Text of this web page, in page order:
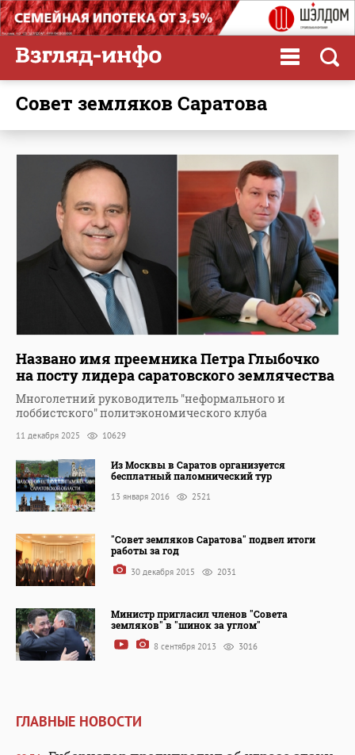
Совет земляков Саратова
Названо имя преемника Петра Глыбочко
на посту лидера саратовского землячества
Многолетний руководитель "неформального и
лоббистского" политэкономического клуба
11 декабря 2025 10629
Из Москвы в Саратов организуется
бесплатный паломнический тур
13 января 2016 2521
"Совет земляков Саратова" подвел итоги
работы за год
30 декабря 2015 2031
Министр пригласил членов "Совета
земляков" в "шинок за углом"
8 сентября 2013 3016
ГЛАВНЫЕ НОВОСТИ